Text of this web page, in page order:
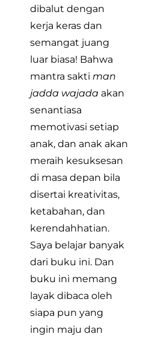
dibalut dengan
kerja keras dan
semangat juang
luar biasa! Bahwa
mantra sakti man
jadda wajada akan
senantiasa
memotivasi setiap
anak, dan anak akan
meraih kesuksesan
di masa depan bila
disertai kreativitas,
ketabahan, dan
kerendahhatian.
Saya belajar banyak
dari buku ini. Dan
buku ini memang
layak dibaca oleh
siapa pun yang
ingin maju dan